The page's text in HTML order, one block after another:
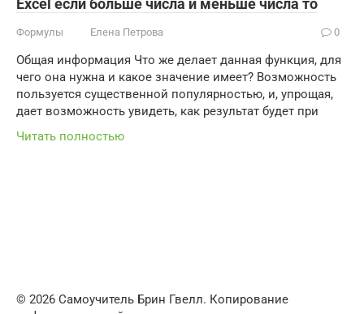
Excel если больше числа и меньше числа то
Формулы Елена Петрова 0
Общая информация Что же делает данная функция, для
чего она нужна и какое значение имеет? Возможность
пользуется существенной популярностью, и, упрощая,
дает возможность увидеть, как результат будет при
Читать полностью
© 2026 Самоучитель Брин Гвелл. Копирование